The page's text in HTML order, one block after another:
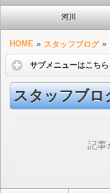
河川
HOME » スタッフブログ »
サブメニューはこち
スタッフブロ
記事